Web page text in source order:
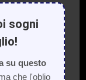
sogni
su questo
che l'oblio